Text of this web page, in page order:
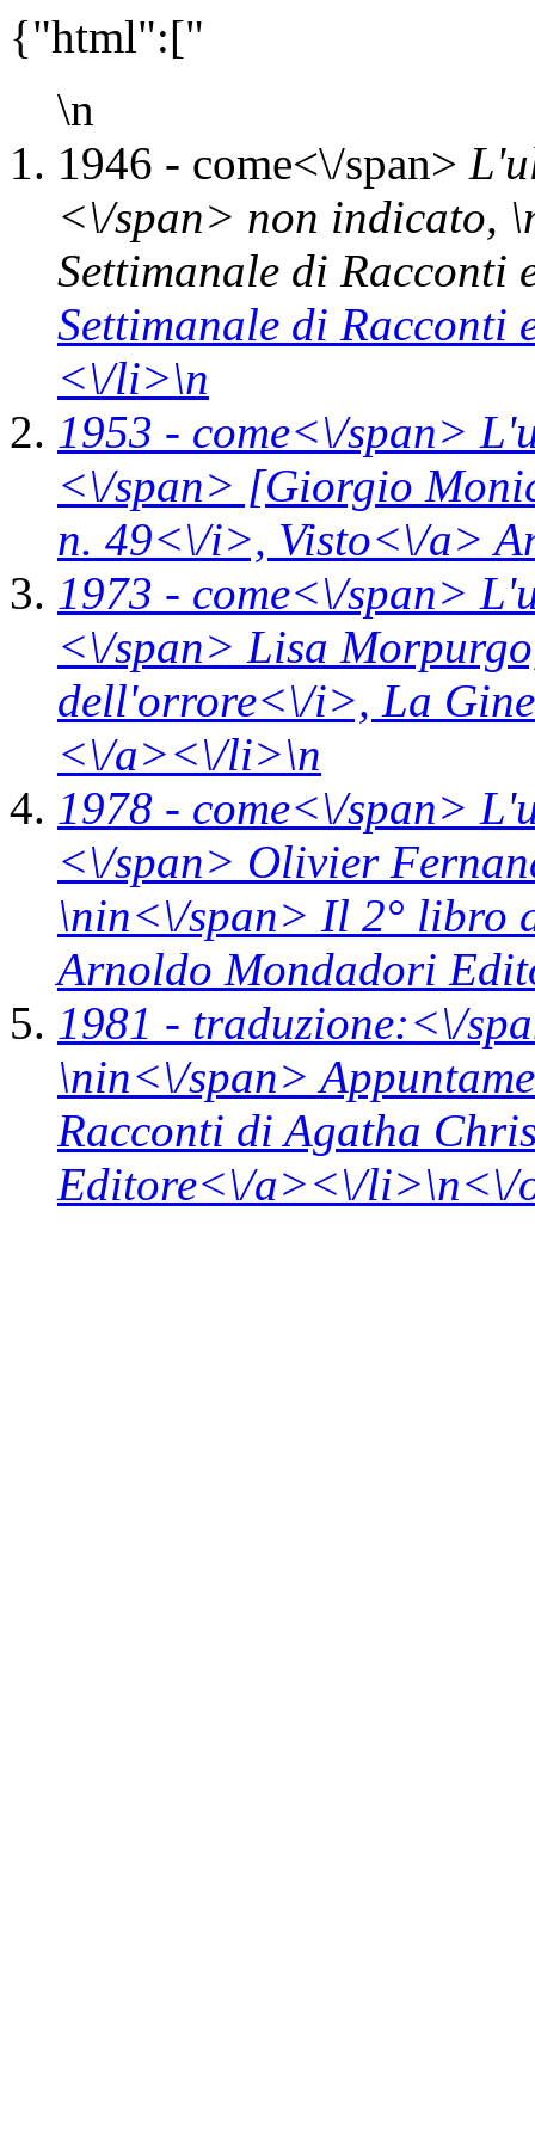
{"html":["
\n
1946 - come<\/span>
<\/span> non indicato,
Settimanale di
Settimanale di
<\/li>\n
1953 - come<\/span>
<\/span> [Giorgio
n. 49<\/i>, Visto<\/a>
1973 - come<\/span>
<\/span> Lisa
dell'orrore<\/i>, La
<\/a><\/li>\n
1978 - come<\/span>
<\/span> Olivier
\nin<\/span> Il 2° libro
Arnoldo Mondadori
1981 - traduzione:<\/
\nin<\/span>
Racconti di Agatha
Editore<\/a><\/li>\n<\/